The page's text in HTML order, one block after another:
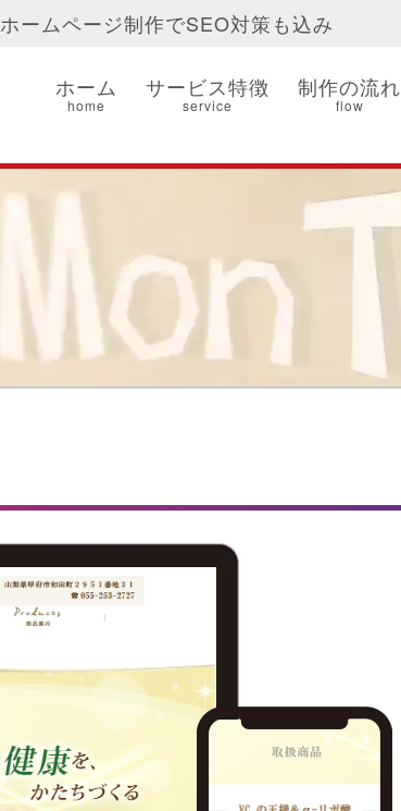
ームページ制作でSEO対策も込み
ホーム
home
サービス特徴
service
制作の流れ
flow